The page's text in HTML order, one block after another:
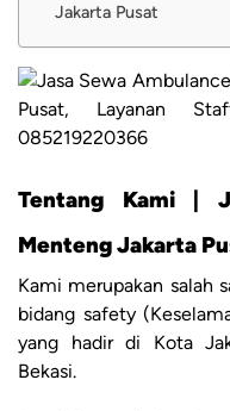
Jakarta Pusat
Tentang Kami |
Menteng Jakarta
Kami merupakan salah
bidang safety
yang hadir di Kota
Bekasi.